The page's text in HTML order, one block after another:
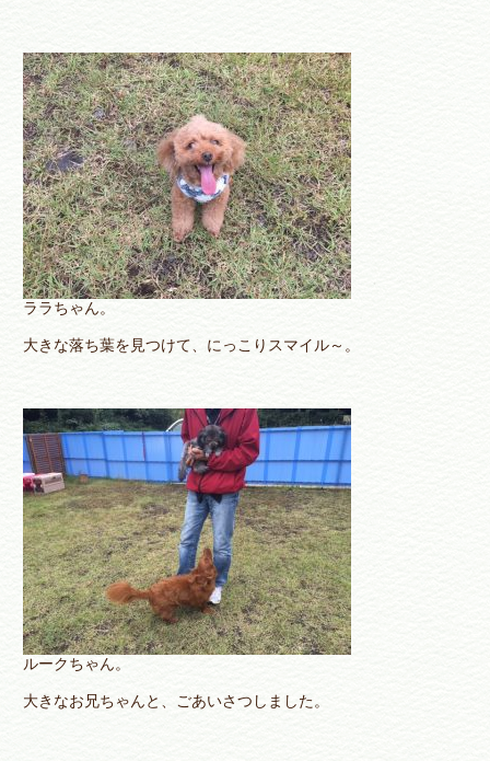
ララちゃん。
大きな落ち葉を見つけて、にっこりスマイル～。
ルークちゃん。
大きなお兄ちゃんと、ごあいさつしました。